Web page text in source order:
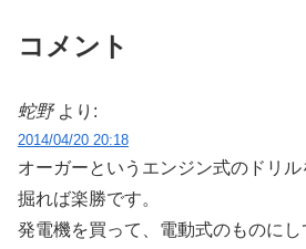
コメント
蛇野 より:
2014/04/20 20:18
オーガーというエンジン式のドリ
掘れば楽勝です。
発電機を買って、電動式のものにし